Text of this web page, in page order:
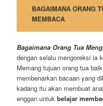
BAGAIMANA ORANG
MEMBACA
Bagaimana Orang Tua
dengan selalu mengoreksi ia
Memang tujuan orang tua
membenarkan bacaan yang
kadang itu akan membuat
enggan untukbelajar